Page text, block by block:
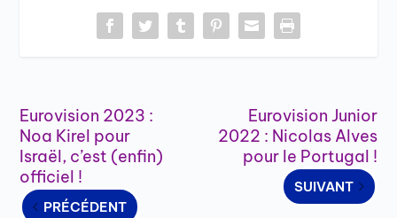
Eurovision 2023 :
Noa Kirel pour
Israël, c’est (enfin)
officiel !
PRÉCÉDENT
Eurovision Junior
2022 : Nicolas Alves
pour le Portugal !
SUIVANT